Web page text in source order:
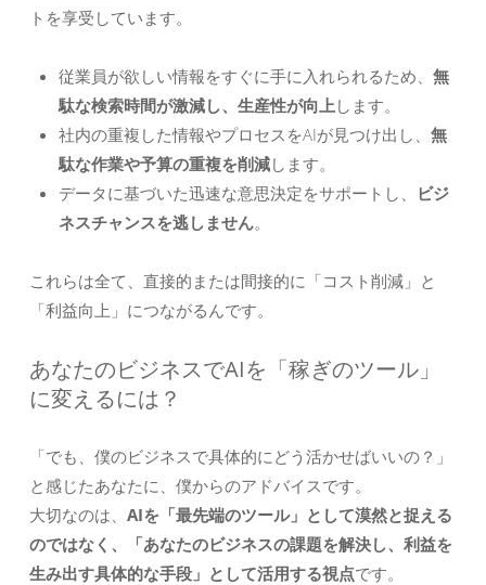
トを享受しています。
従業員が欲しい情報をすぐに手に入れられるため、 無
駄な検索時間が激減し、生産性が向上します。
社内の重複した情報やプロセスをAIが見つけ出し、 無
駄な作業や予算の重複を削減します。
データに基づいた迅速な意思決定をサポートし、
ビジ
ネスチャンスを逃しません。
これらは全て、直接的または間接的に「コスト削減」と
「利益向上」につながるんです。
あなたのビジネスでAIを「稼ぎのツール」
に変えるには？
「でも、僕のビジネスで具体的にどう活かせばいいの？」
と感じたあなたに、僕からのアドバイスです。
大切なのは、 AIを「最先端のツール」として漠然と捉える
のではなく、「あなたのビジネスの課題を解決し、利益を
生み出す具体的な手段」として活用する視点です。